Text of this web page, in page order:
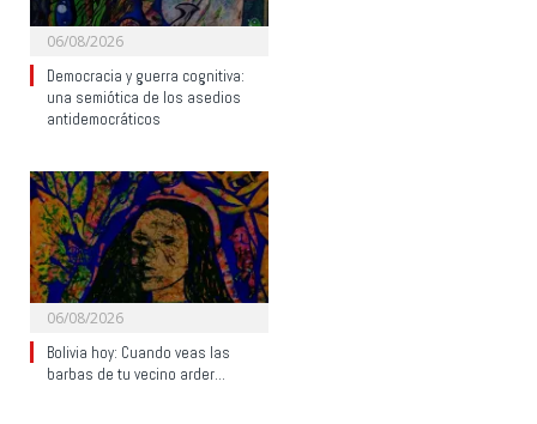
06/08/2026
Democracia y guerra cognitiva:
una semiótica de los asedios
antidemocráticos
06/08/2026
Bolivia hoy: Cuando veas las
barbas de tu vecino arder…